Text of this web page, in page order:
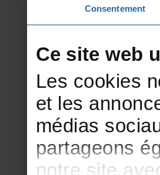
Consentement